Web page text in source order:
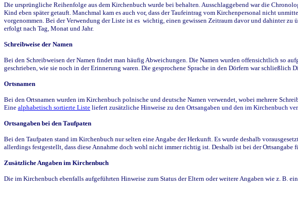
Die ursprüngliche Reihenfolge aus dem Kirchenbuch wurde bei behalten. Ausschlaggebend war die
Kind eben später getauft. Manchmal kam es auch vor, dass der Taufeintrag vom Kirchenpersonal nicht
vorgenommen. Bei der Verwendung der Liste ist es wichtig, einen gewissen Zeitraum davor und dahinter
erfolgt nach Tag, Monat und Jahr.
Schreibweise der Namen
Bei den Schreibweisen der Namen findet man häufig Abweichungen. Die Namen wurden offensichtlich so
geschrieben, wie sie noch in der Erinnerung waren. Die gesprochene Sprache in den Dörfern war
Ortsnamen
Bei den Ortsnamen wurden im Kirchenbuch polnische und deutsche Namen verwendet, wobei mehrere
Eine alphabetisch sortierte Liste liefert zusätzliche Hinweise zu den Ortsangaben und den im Kirchenbuch
Ortsangaben bei den Taufpaten
Bei den Taufpaten stand im Kirchenbuch nur selten eine Angabe der Herkunft. Es wurde deshalb
allerdings festgestellt, dass diese Annahme doch wohl nicht immer richtig ist. Deshalb ist bei der
Zusätzliche Angaben im Kirchenbuch
Die im Kirchenbuch ebenfalls aufgeführten Hinweise zum Status der Eltern oder weitere Angaben wie z. B.